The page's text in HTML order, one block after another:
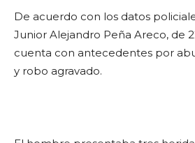
De acuerdo con los datos
Junior Alejandro Peña Areco, de
cuenta con antecedentes por
y robo agravado.